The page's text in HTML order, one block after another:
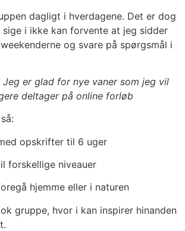
dagligt i hverdagene. Det er dog
i ikke kan forvente at jeg sidder
og svare på spørgsmål i
Jeg er glad for nye vaner som jeg vil
deltager på online forløb
opskrifter til 6 uger
forskellige niveauer
hjemme eller i naturen
gruppe, hvor i kan inspirer hinanden